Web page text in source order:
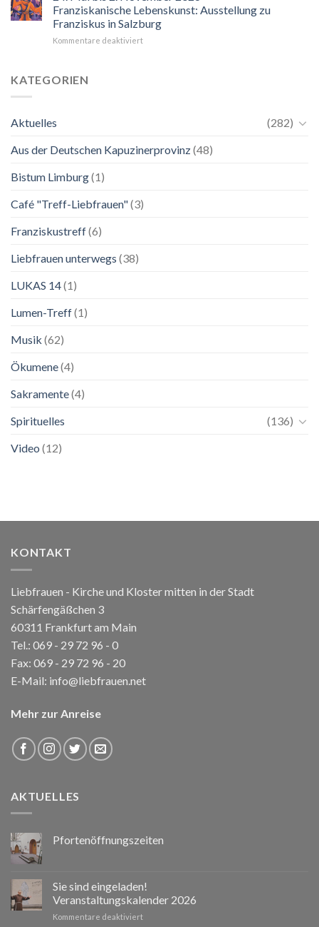
der
Blick
auf
Maria.
Franziskanische Lebenskunst: Ausstellung zu
Franziskus in Salzburg
Kommentare deaktiviertfür
Ausstellung
KATEGORIEN
Aktuelles
(282)
Aus der Deutschen Kapuzinerprovinz(48)
Bistum Limburg(1)
Café "Treff-Liebfrauen"(3)
Franziskustreff(6)
Liebfrauen unterwegs (38)
LUKAS 14(1)
Lumen-Treff(1)
Musik (62)
Ökumene(4)
Sakramente(4)
Spirituelles
(136)
Video (12)
KONTAKT
Liebfrauen - Kirche und Kloster mitten in der Stadt
Schärfengäßchen 3
60311 Frankfurt am Main
Tel.: 069 - 29 72 96 - 0
Fax: 069 - 29 72 96 - 20
E-Mail: info@liebfrauen.net
Mehr zur Anreise
AKTUELLES
Pfortenöffnungszeiten
Sie sind eingeladen!
Veranstaltungskalender 2026
Kommentare deaktiviertfür